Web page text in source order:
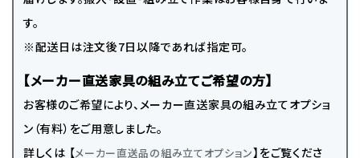
す。
※配送日は注文後7日以降であれば指定可。
【メーカー直送家具の組み立てご希望の方】
お客様のご希望により、メーカー直送家具の組み立てオプショ
ン（有料）をご用意しました。
詳しくは 【メーカー直送品の組み立てオプション】をご覧くださ